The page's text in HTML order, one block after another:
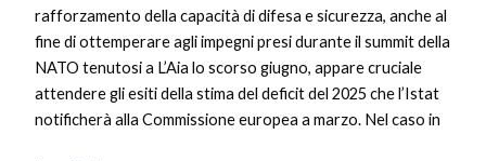
rafforzamento della capacità di difesa e sicurezza, anche al
fine di ottemperare agli impegni presi durante il summit della
NATO tenutosi a L’Aia lo scorso giugno, appare cruciale
attendere gli esiti della stima del deficit del 2025 che l’Istat
notificherà alla Commissione europea a marzo. Nel caso in